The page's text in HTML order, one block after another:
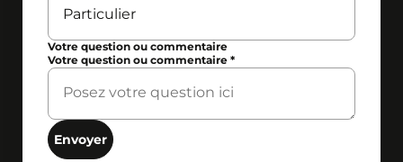
Votre question ou commentaire
Votre question ou commentaire*
Envoyer